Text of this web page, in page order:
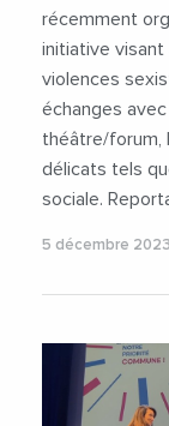
récemment
initiative visant
violences
échanges
théâtre/forum,
délicats tels
sociale.
5 décembre 2023